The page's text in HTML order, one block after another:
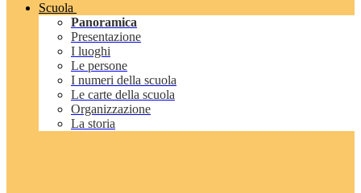
Scuola
Panoramica
Presentazione
I luoghi
Le persone
I numeri della scuola
Le carte della scuola
Organizzazione
La storia